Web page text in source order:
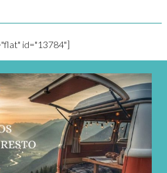
id="13784"]